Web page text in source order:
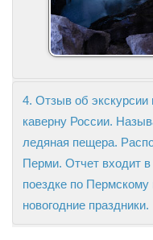
4. Отзыв об
каверну России.
ледяная пещера.
Перми. Отчет входит в
поездке по
новогодние праздники.